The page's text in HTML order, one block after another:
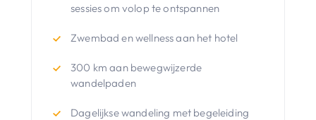
sessies om volop te ontspannen
Zwembad en wellness aan het hotel
300 km aan bewegwijzerde
wandelpaden
Dagelijkse wandeling met begeleiding